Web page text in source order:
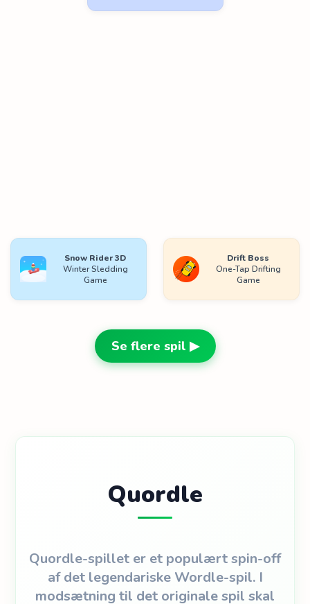
Snow Rider 3D
Winter Sledding
Game
Drift Boss
One-Tap Drifting
Game
Se flere spil ▶
Quordle
Quordle-spillet er et populært spin-off
af det legendariske Wordle-spil. I
modsætning til det originale spil skal